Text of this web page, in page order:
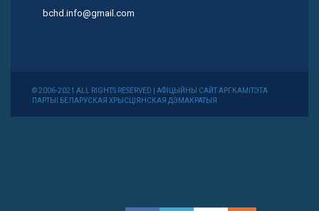
bchd.info@gmail.com
© 2006-2021 ALL RIGHTS RESERVED | АФІЦЫЙНЫ САЙТ АРГКАМІТЭТА
ПАРТЫІ БЕЛАРУСКАЯ ХРЫСЦІЯНСКАЯ ДЭМАКРАТЫЯ